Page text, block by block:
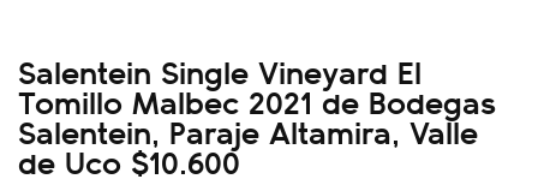
Salentein Single Vineyard El
Tomillo Malbec 2021 de Bodegas
Salentein, Paraje Altamira, Valle
de Uco $10.600